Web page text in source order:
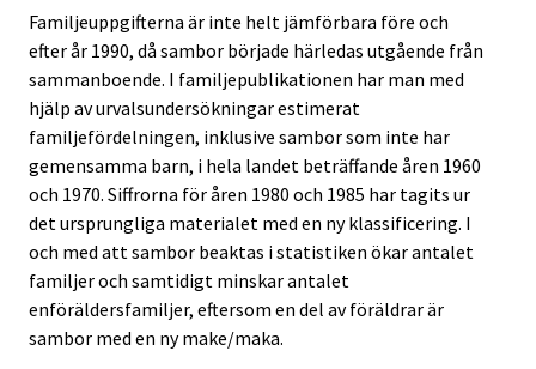
Familjeuppgifterna är inte helt jämförbara före och
efter år 1990, då sambor började härledas utgående från
sammanboende. I familjepublikationen har man med
hjälp av urvalsundersökningar estimerat
familjefördelningen, inklusive sambor som inte har
gemensamma barn, i hela landet beträffande åren 1960
och 1970. Siffrorna för åren 1980 och 1985 har tagits ur
det ursprungliga materialet med en ny klassificering. I
och med att sambor beaktas i statistiken ökar antalet
familjer och samtidigt minskar antalet
enföräldersfamiljer, eftersom en del av föräldrar är
sambor med en ny make/maka.